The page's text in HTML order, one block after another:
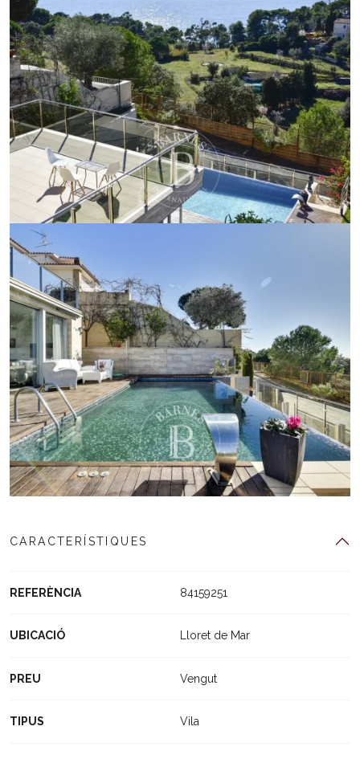
CARACTERÍSTIQUES
REFERÈNCIA 84159251
UBICACIÓ Lloret de Mar
PREU Vengut
TIPUS Vila